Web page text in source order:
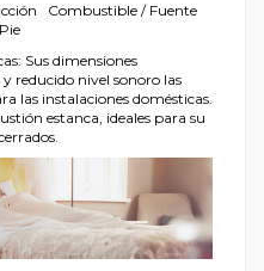
Combustible / Fuente
Sus dimensiones
reducido nivel sonoro las
las instalaciones domésticas.
estanca, ideales para su